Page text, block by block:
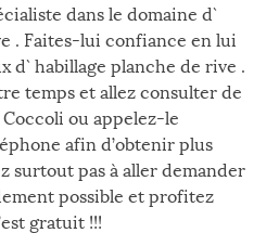
dans le domaine d`
. Faites-lui confiance en lui
d` habillage planche de rive .
temps et allez consulter de
ou appelez-le
afin d’obtenir plus
surtout pas à aller demander
possible et profitez
gratuit !!!